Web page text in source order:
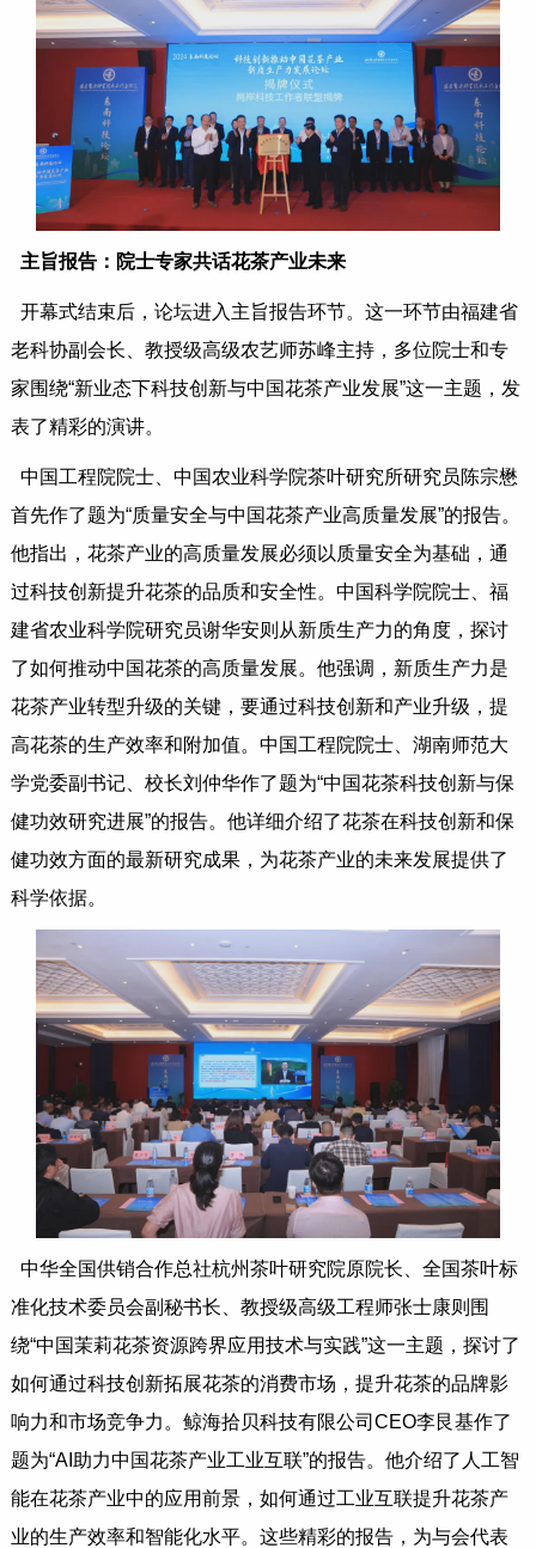
主旨报告：院士专家共话花茶产业未来
开幕式结束后，论坛进入主旨报告环节。这一环节由福建省
老科协副会长、教授级高级农艺师苏峰主持，多位院士和专
家围绕“新业态下科技创新与中国花茶产业发展”这一主题，发
表了精彩的演讲。
中国工程院院士、中国农业科学院茶叶研究所研究员陈宗懋
首先作了题为“质量安全与中国花茶产业高质量发展”的报告。
他指出，花茶产业的高质量发展必须以质量安全为基础，通
过科技创新提升花茶的品质和安全性。中国科学院院士、福
建省农业科学院研究员谢华安则从新质生产力的角度，探讨
了如何推动中国花茶的高质量发展。他强调，新质生产力是
花茶产业转型升级的关键，要通过科技创新和产业升级，提
高花茶的生产效率和附加值。中国工程院院士、湖南师范大
学党委副书记、校长刘仲华作了题为“中国花茶科技创新与保
健功效研究进展”的报告。他详细介绍了花茶在科技创新和保
健功效方面的最新研究成果，为花茶产业的未来发展提供了
科学依据。
中华全国供销合作总社杭州茶叶研究院原院长、全国茶叶标
准化技术委员会副秘书长、教授级高级工程师张士康则围
绕“中国茉莉花茶资源跨界应用技术与实践”这一主题，探讨了
如何通过科技创新拓展花茶的消费市场，提升花茶的品牌影
响力和市场竞争力。鲸海拾贝科技有限公司CEO李艮基作了
题为“AI助力中国花茶产业工业互联”的报告。他介绍了人工智
能在花茶产业中的应用前景，如何通过工业互联提升花茶产
业的生产效率和智能化水平。这些精彩的报告，为与会代表